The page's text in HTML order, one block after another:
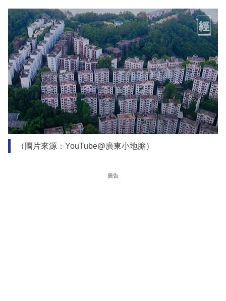
（圖片來源：YouTube@廣東小地膽）
廣告